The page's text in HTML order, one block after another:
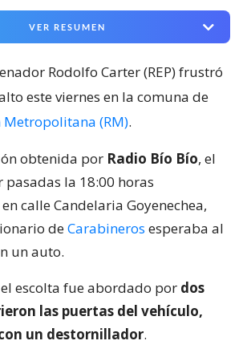
VER RESUMEN
Rodolfo Carter (REP) frustró
este viernes en la comuna de
Metropolitana (RM).
obtenida por Radio Bío Bío, el
pasadas la 18:00 horas
calle Candelaria Goyenechea,
deCarabineros esperaba al
un auto.
el escolta fue abordado por dos
las puertas del vehículo,
un destornillador.